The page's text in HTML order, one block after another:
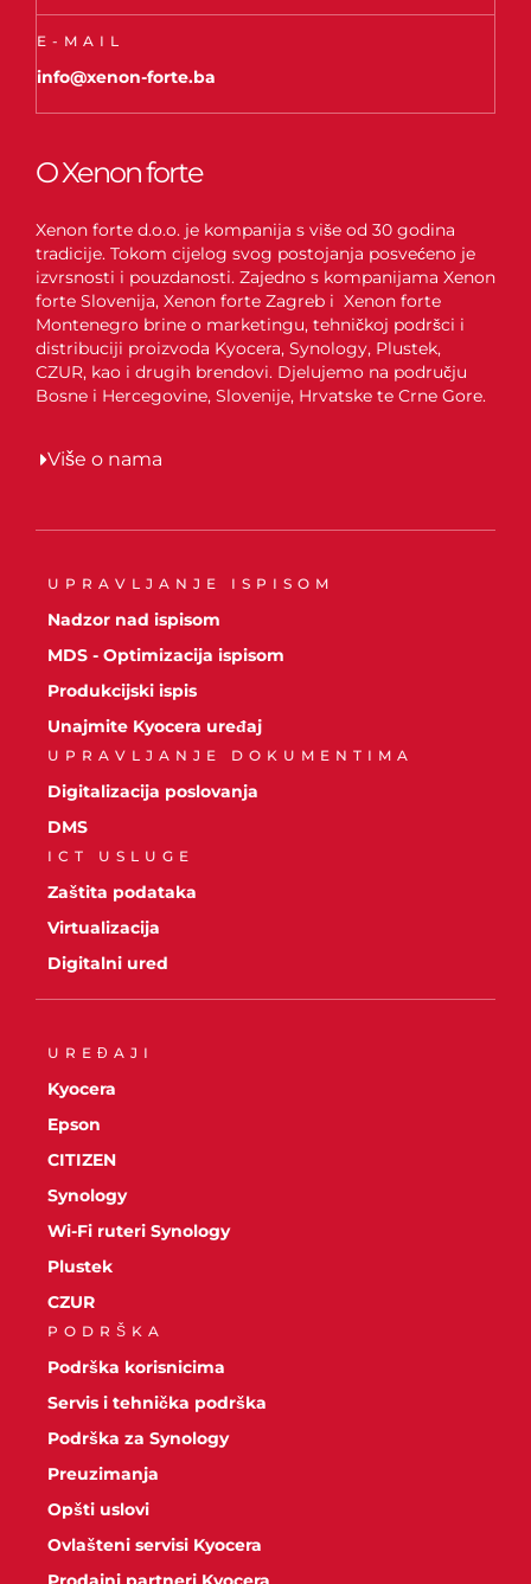
E-MAIL
info@xenon-forte.ba
O Xenon forte
Xenon forte d.o.o. je kompanija s više od 30 godina
tradicije. Tokom cijelog svog postojanja posvećeno je
izvrsnosti i pouzdanosti. Zajedno s kompanijama Xenon
forte Slovenija, Xenon forte Zagreb i Xenon forte
Montenegro brine o marketingu, tehničkoj podršci i
distribuciji proizvoda Kyocera, Synology, Plustek,
CZUR, kao i drugih brendovi. Djelujemo na području
Bosne i Hercegovine, Slovenije, Hrvatske te Crne Gore.
Više o nama
UPRAVLJANJE ISPISOM
Nadzor nad ispisom
MDS - Optimizacija ispisom
Produkcijski ispis
Unajmite Kyocera uređaj
UPRAVLJANJE DOKUMENTIMA
Digitalizacija poslovanja
DMS
ICT USLUGE
Zaštita podataka
Virtualizacija
Digitalni ured
UREĐAJI
Kyocera
Epson
CITIZEN
Synology
Wi-Fi ruteri Synology
Plustek
CZUR
PODRŠKA
Podrška korisnicima
Servis i tehnička podrška
Podrška za Synology
Preuzimanja
Opšti uslovi
Ovlašteni servisi Kyocera